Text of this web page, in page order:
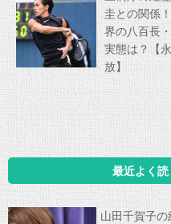
圭との関係
界の八百長
実態は？【
放】
最近よく
山田千賀子